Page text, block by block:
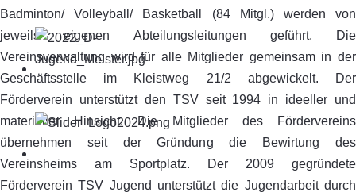
Badminton/ Volleyball/ Basketball (84 Mitgl.) werden von
jeweils eigenen Abteilungsleitungen geführt. Die
Vereinsverwaltung wird für alle Mitglieder gemeinsam in der
Geschäftsstelle im Kleistweg 21/2 abgewickelt. Der
Förderverein unterstützt den TSV seit 1994 in ideeller und
materieller Hinsicht. Die Mitglieder des Fördervereins
übernehmen seit der Gründung die Bewirtung des
Vereinsheims am Sportplatz. Der 2009 gegründete
Förderverein TSV Jugend unterstützt die Jugendarbeit durch